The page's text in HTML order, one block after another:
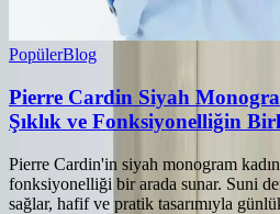
PopülerBlog
Pierre Cardin Siyah
Şıklık ve Fonksiyonelliğin
Pierre Cardin'in siyah monogram kadın
fonksiyonelliği bir arada sunar. Suni
sağlar, hafif ve pratik tasarımıyla